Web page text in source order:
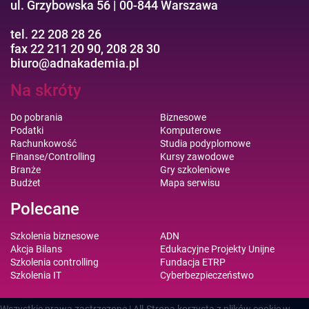
ul. Grzybowska 56 | 00-844 Warszawa
tel. 22 208 28 26
fax 22 211 20 90, 208 28 30
biuro@adnakademia.pl
Na skróty
Do pobrania
Podatki
Rachunkowość
Finanse/Controlling
Branże
Budżet
Biznesowe
Komputerowe
Studia podyplomowe
Kursy zawodowe
Gry szkoleniowe
Mapa serwisu
Polecane
Szkolenia biznesowe
Akcja Bilans
Szkolenia controlling
Szkolenia IT
ADN
Edukacyjne Projekty Unijne
Fundacja ETRP
Cyberbezpieczeństwo